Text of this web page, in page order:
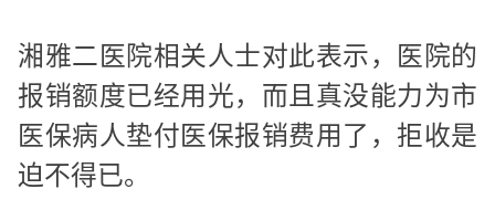
湘雅二医院相关人士对此表示，医院的
报销额度已经用光，而且真没能力为市
医保病人垫付医保报销费用了，拒收是
迫不得已。